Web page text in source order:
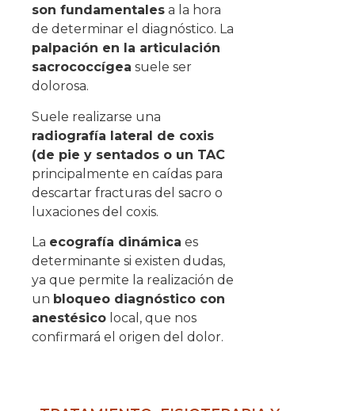
son fundamentales a la hora
de determinar el diagnóstico. La
palpación en la articulación
sacrococcígea suele ser
dolorosa.
Suele realizarse una
radiografía lateral de coxis
(de pie y sentados o un TAC
principalmente en caídas para
descartar fracturas del sacro o
luxaciones del coxis.
La ecografía dinámica es
determinante si existen dudas,
ya que permite la realización de
un bloqueo diagnóstico con
anestésico local, que nos
confirmará el origen del dolor.